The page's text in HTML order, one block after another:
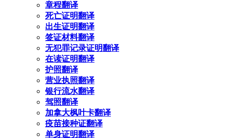
章程翻译
死亡证明翻译
出生证明翻译
签证材料翻译
无犯罪记录证明翻译
在读证明翻译
护照翻译
营业执照翻译
银行流水翻译
驾照翻译
加拿大枫叶卡翻译
疫苗接种证翻译
单身证明翻译